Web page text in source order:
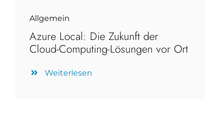
Allgemein
Azure Local: Die Zukunft der
Cloud-Computing-Lösungen vor Ort
Weiterlesen